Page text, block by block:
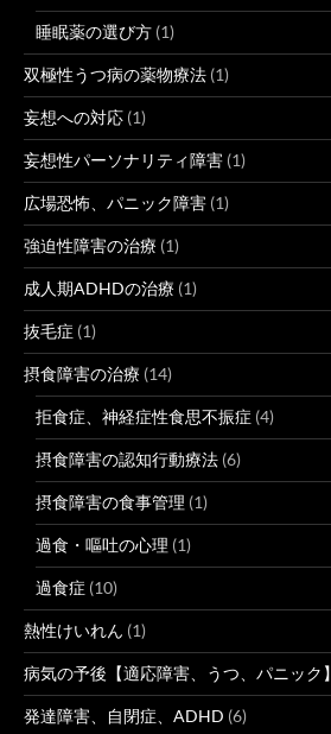
睡眠薬の選び方 (1)
双極性うつ病の薬物療法 (1)
妄想への対応 (1)
妄想性パーソナリティ障害 (1)
広場恐怖、パニック障害 (1)
強迫性障害の治療 (1)
成人期ADHDの治療 (1)
抜毛症 (1)
摂食障害の治療 (14)
拒食症、神経症性食思不振症 (4)
摂食障害の認知行動療法 (6)
摂食障害の食事管理 (1)
過食・嘔吐の心理 (1)
過食症 (10)
熱性けいれん (1)
病気の予後【適応障害、うつ、パニック】
発達障害、自閉症、ADHD (6)